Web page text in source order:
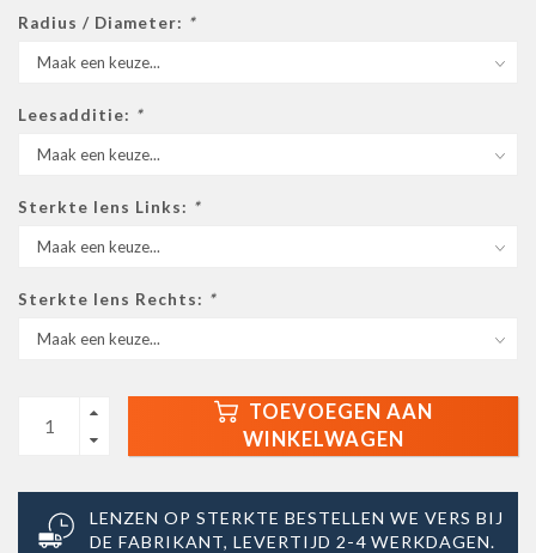
Radius / Diameter: *
Leesadditie: *
Sterkte lens Links: *
Sterkte lens Rechts: *
TOEVOEGEN AAN
WINKELWAGEN
LENZEN OP STERKTE BESTELLEN WE VERS BIJ
DE FABRIKANT, LEVERTIJD 2-4 WERKDAGEN.